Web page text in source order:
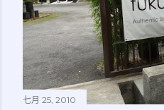
七月 25, 2010